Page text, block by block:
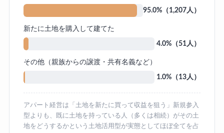
95.0%（1,207人）
新たに土地を購入して建てた
4.0%（51人）
その他（親族からの譲渡・共有名義など）
1.0%（13人）
アパート経営は「土地を新たに買って収益を狙う」新規参入
型よりも、既に土地を持っている人（多くは相続）がその土
地をどうするかという土地活用型が実態としてほぼ全てを占